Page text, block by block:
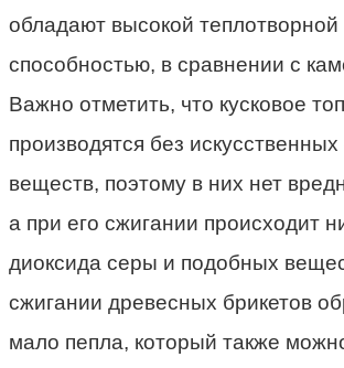
обладают высокой теплотворной
способностью, в сравнении с
Важно отметить, что кусковое
производятся без
веществ, поэтому в них нет
а при его сжигании происходит
диоксида серы и подобных
сжигании древесных брикетов
мало пепла, который также